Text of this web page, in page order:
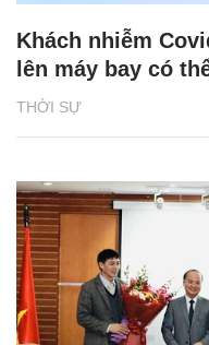
THỜI SỰ
Khách nhiễm
lên máy bay có